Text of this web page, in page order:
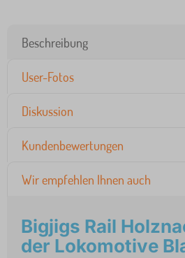
Beschreibung
User-Fotos
Diskussion
Kundenbewertungen
Wir empfehlen Ihnen auch
Bigjigs Rail
der Lokomotive